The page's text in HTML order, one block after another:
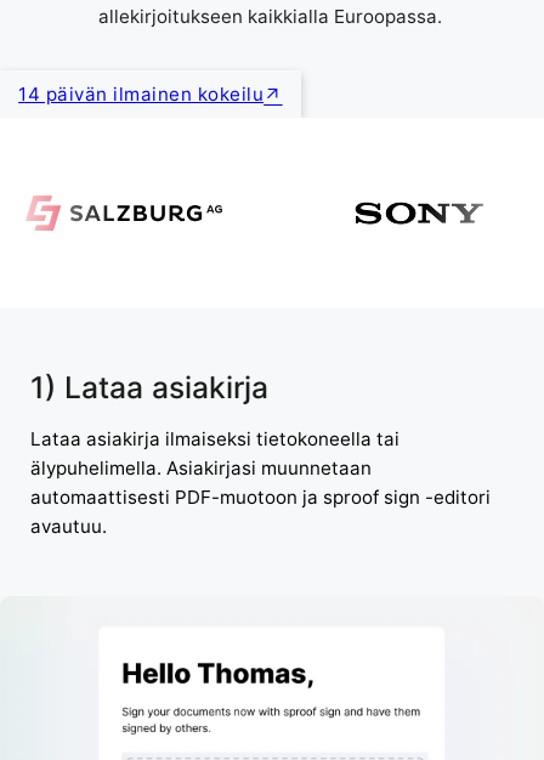
allekirjoitukseen kaikkialla Euroopassa.
14 päivän ilmainen kokeilu
1) Lataa asiakirja
Lataa asiakirja ilmaiseksi tietokoneella tai
älypuhelimella. Asiakirjasi muunnetaan
automaattisesti PDF-muotoon ja sproof sign -editori
avautuu.